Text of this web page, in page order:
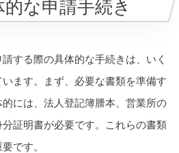
な申請手続き
する際の具体的な手続きは、いく
ます。まず、必要な書類を準備す
には、法人登記簿謄本、営業所の
証明書が必要です。これらの書類
です。